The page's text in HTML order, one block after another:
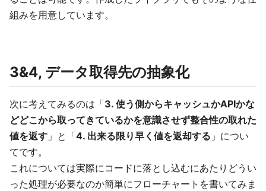
組みを用意しています。
3&4, データ取得先の抽象化
次に考えてみるのは「3. 使う側からキャッシュかAPIかな
どどこから取ってきているかを意識させず整合性の取れた
値を返す 」と「4. 出来る限り早く値を返却する 」につい
てです。
これについては実際にコードに落とし込むにあたりどうい
った処理が必要なのか簡単にフローチャートを書いてみま